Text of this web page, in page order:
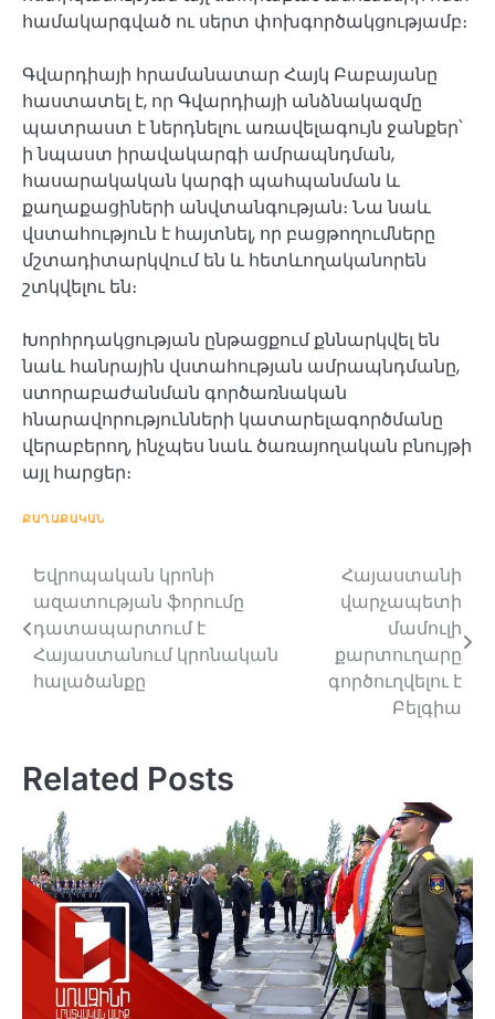
համակարգված ու սերտ փոխգործակցությամբ։
Գվարդիայի հրամանատար Հայկ Բաբայանը
հաստատել է, որ Գվարդիայի անձնակազմը
պատրաստ է ներդնելու առավելագույն ջանքեր՝
ի նպաստ իրավակարգի ամրապնդման,
հասարակական կարգի պահպանման և
քաղաքացիների անվտանգության։ Նա նաև
վստահություն է հայտնել, որ բացթողումները
մշտադիտարկվում են և հետևողականորեն
շտկվելու են։
Խորհրդակցության ընթացքում քննարկվել են
նաև հանրային վստահության ամրապնդմանը,
ստորաբաժանման գործառնական
հնարավորությունների կատարելագործմանը
վերաբերող, ինչպես նաև ծառայողական բնույթի
այլ հարցեր։
ՔԱՂԱՔԱԿԱՆ
Post
navigation
Եվրոպական կրոնի
ազատության ֆորումը
դատապարտում է
Հայաստանում կրոնական
հալածանքը
Հայաստանի
վարչապետի
մամուլի
քարտուղարը
գործուղվելու է
Բելգիա
Related Posts